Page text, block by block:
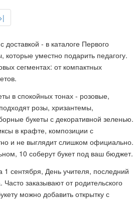
с доставкой - в каталоге Первого
которые уместно подарить педагогу.
сегментах: от компактных
в спокойных тонах - розовые,
розы, хризантемы,
букеты с декоративной зеленью.
в крафте, композиции с
и не выглядит слишком официально.
10 соберут букет под ваш бюджет.
сентября, День учителя, последний
заказывают от родительского
можно добавить открытку с